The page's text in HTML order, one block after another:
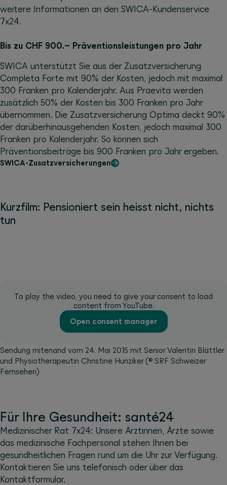
weitere Informationen an den SWICA-Kundenservice
7x24.
Bis zu CHF 900.– Präventionsleistungen pro Jahr
SWICA unterstützt Sie aus der Zusatzversicherung
Completa Forte mit 90% der Kosten, jedoch mit maximal
300 Franken pro Kalenderjahr. Aus Praevita werden
zusätzlich 50% der Kosten bis 300 Franken pro Jahr
übernommen. Die Zusatzversicherung Optima deckt 90%
der darüberhinausgehenden Kosten, jedoch maximal 300
Franken pro Kalenderjahr. So können sich
Präventionsbeiträge bis 900 Franken pro Jahr ergeben.
SWICA-Zusatzversicherungen
Kurzfilm: Pensioniert sein heisst nicht, nichts
tun
To play the video, you need to give your consent to load
content from YouTube.
Open consent manager
Sendung mitenand vom 24. Mai 2015 mit Senior Valentin Blättler
und Physiotherapeutin Christine Hunziker (© SRF Schweizer
Fernsehen)
Für Ihre Gesundheit: santé24
Medizinischer Rat 7x24: Unsere Ärztinnen, Ärzte sowie
das medizinische Fachpersonal stehen Ihnen bei
gesundheitlichen Fragen rund um die Uhr zur Verfügung.
Kontaktieren Sie uns telefonisch oder über das
Kontaktformular.